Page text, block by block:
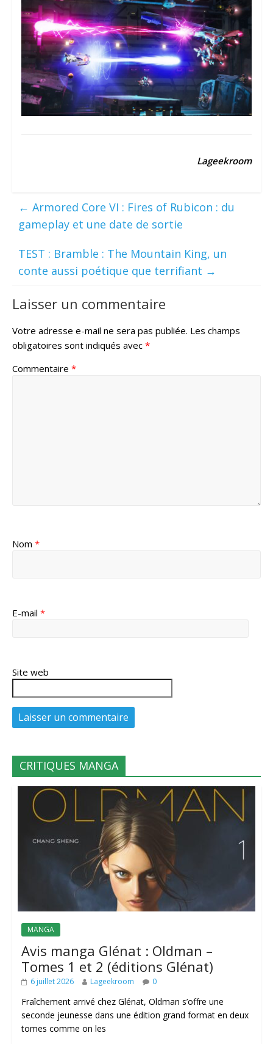
Lageekroom
← Armored Core VI : Fires of Rubicon : du
gameplay et une date de sortie
TEST : Bramble : The Mountain King, un
conte aussi poétique que terrifiant →
Laisser un commentaire
Votre adresse e-mail ne sera pas publiée. Les champs
obligatoires sont indiqués avec *
Commentaire *
Nom *
E-mail *
Site web
CRITIQUES MANGA
MANGA
Avis manga Glénat : Oldman –
Tomes 1 et 2 (éditions Glénat)
6 juillet 2026 Lageekroom 0
Fraîchement arrivé chez Glénat, Oldman s’offre une
seconde jeunesse dans une édition grand format en deux
tomes comme on les